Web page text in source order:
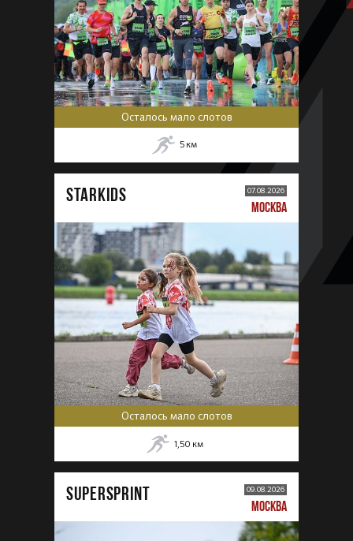
Осталось мало слотов
5 км
STARKIDS 07.08.2026
МОСКВА
Осталось мало слотов
1,50 км
SUPERSPRINT 09.08.2026
МОСКВА